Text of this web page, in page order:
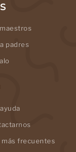
padres
frecuentes